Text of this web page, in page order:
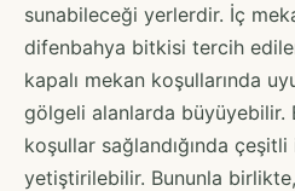
sunabileceği yerlerdir. İç
difenbahya bitkisi tercih
kapalı mekan koşullarında
gölgeli alanlarda büyüyebilir.
koşullar sağlandığında
yetiştirilebilir. Bununla